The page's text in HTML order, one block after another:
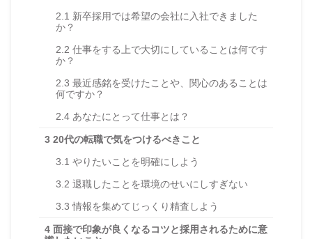
2.1 新卒採用では希望の会社に入社できました
か？
2.2 仕事をする上で大切にしていることは何です
か？
2.3 最近感銘を受けたことや、関心のあることは
何ですか？
2.4 あなたにとって仕事とは？
3 20代の転職で気をつけるべきこと
3.1 やりたいことを明確にしよう
3.2 退職したことを環境のせいにしすぎない
3.3 情報を集めてじっくり精査しよう
4 面接で印象が良くなるコツと採用されるために意